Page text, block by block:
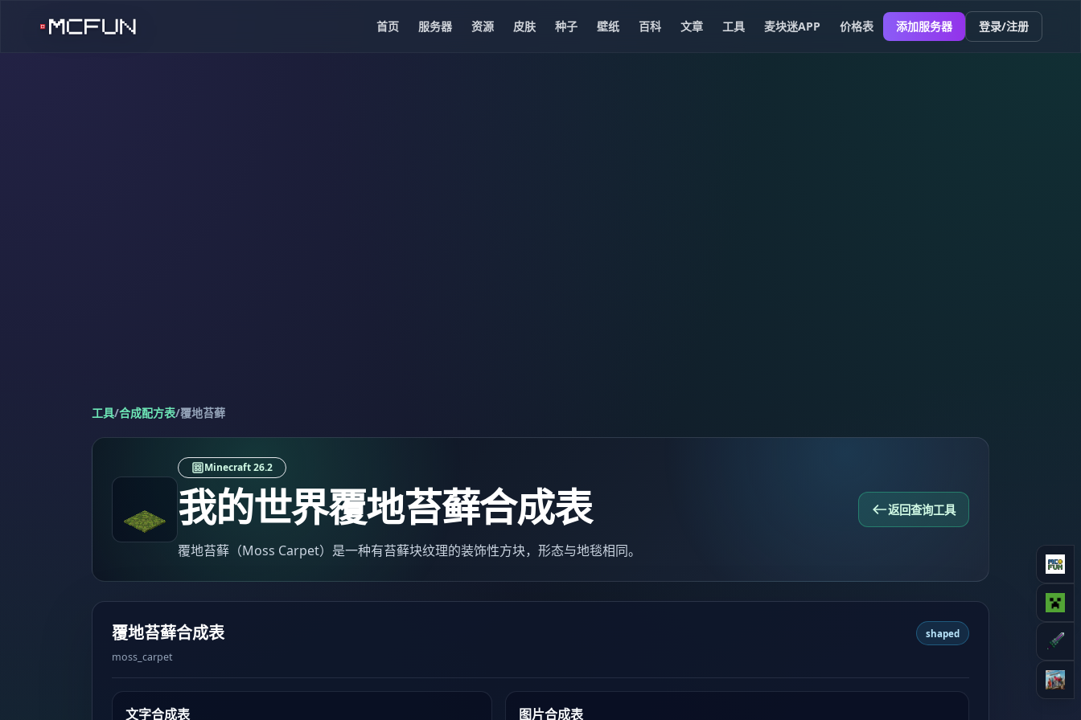
首页 服务器 资源 皮肤 种子 壁纸 百科 文章 工具 麦块迷APP 价格表 添加服务器 登录/注册
工具/合成配方表/覆地苔藓
Minecraft 26.2
我的世界覆地苔藓合成表
覆地苔藓（Moss Carpet）是一种有苔藓块纹理的装饰性方块，形态与地毯相同。
返回查询工具
覆地苔藓合成表
moss_carpet
shaped
文字合成表 图片合成表